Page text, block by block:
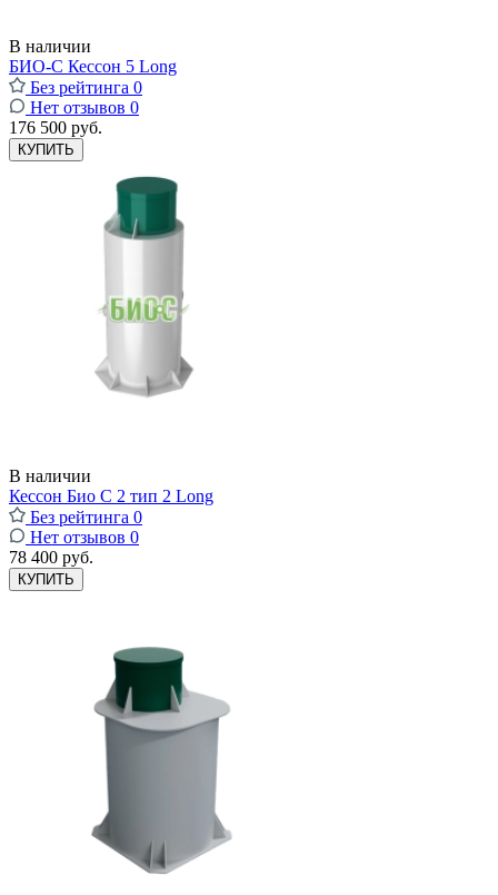
В наличии
БИО-С Кессон 5 Long
Без рейтинга 0
Нет отзывов 0
176 500 руб.
КУПИТЬ
В наличии
Кессон Био С 2 тип 2 Long
Без рейтинга 0
Нет отзывов 0
78 400 руб.
КУПИТЬ